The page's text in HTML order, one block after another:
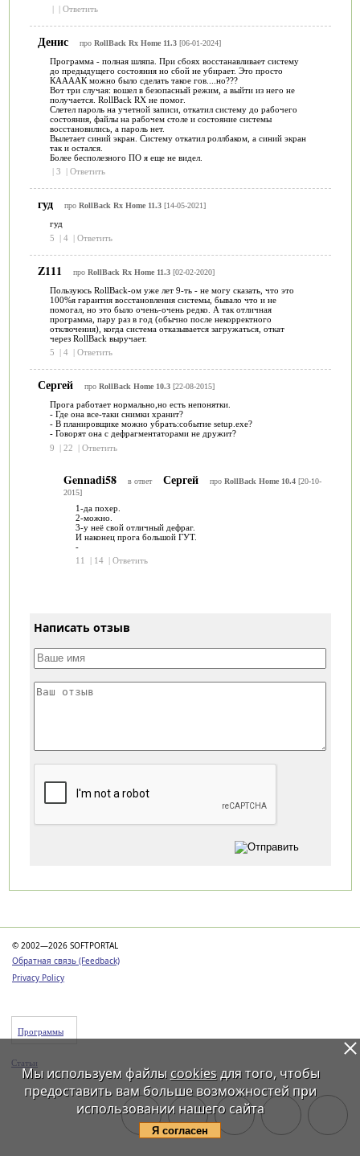
| | Ответить
Денис про RollBack Rx Home 11.3[06-01-2024]
Программа - полная шляпа. При сбоях восстанавливает систему
до предыдущего состояния но сбой не убирает. Это просто
КААААК можно было сделать такое гов....но???
Вот три случая: вошел в безопасный режим, а выйти из него не
получается. RollBack RX не помог.
Слетел пароль на учетной записи, откатил систему до рабочего
состояния, файлы на рабочем столе и состояние системы
восстановились, а пароль нет.
Вылетает синий экран. Систему откатил роллбаком, а синий экран
так и остался.
Более бесполезного ПО я еще не видел.
| 3 | Ответить
гуд про RollBack Rx Home 11.3[14-05-2021]
гуд
5
| 4 | Ответить
Z111 про RollBack Rx Home 11.3[02-02-2020]
Пользуюсь RollBack-ом уже лет 9-ть - не могу сказать, что это
100%я гарантия восстановления системы, бывало что и не
помогал, но это было очень-очень редко. А так отличная
программа, пару раз в год (обычно после некорректного
отключения), когда система отказывается загружаться, откат
через RollBack выручает.
5
| 4 | Ответить
Сергей про RollBack Home 10.3[22-08-2015]
Прога работает нормально,но есть непонятки.
- Где она все-таки снимки хранит?
- В планировщике можно убрать:событие setup.exe?
- Говорят она с дефрагментаторами не дружит?
9
| 22 | Ответить
Gennadi58 в ответ Сергей про RollBack Home 10.4[20-10-
2015]
1-да похер.
2-можно.
3-у неё свой отличный дефраг.
И наконец прога большой ГУТ.
-
11
| 14 | Ответить
Написать отзыв
© 2002—2026 SOFTPORTAL
Обратная связь (Feedback)
Privacy Policy
Программы
Статьи
Мы используем файлы cookiesдля того, чтобы
предоставить вам больше возможностей при
использовании нашего сайта